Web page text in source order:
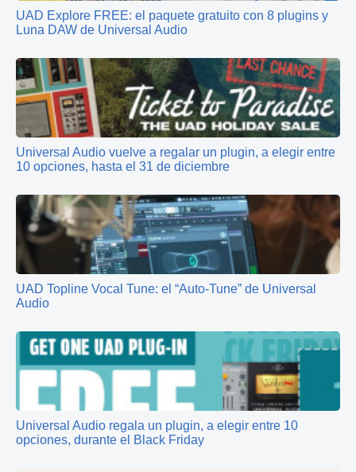
UAD Explore FREE: el paquete gratuito con 8 plugins y
Luna DAW de Universal Audio
Universal Audio vuelve a regalar un plugin, a elegir entre
10 opciones, hasta el 31 de diciembre
UAD Topline Vocal Tune: el “Auto‑Tune” de Universal
Audio
Universal Audio regala un plugin, a elegir entre 10
opciones, durante el Black Friday